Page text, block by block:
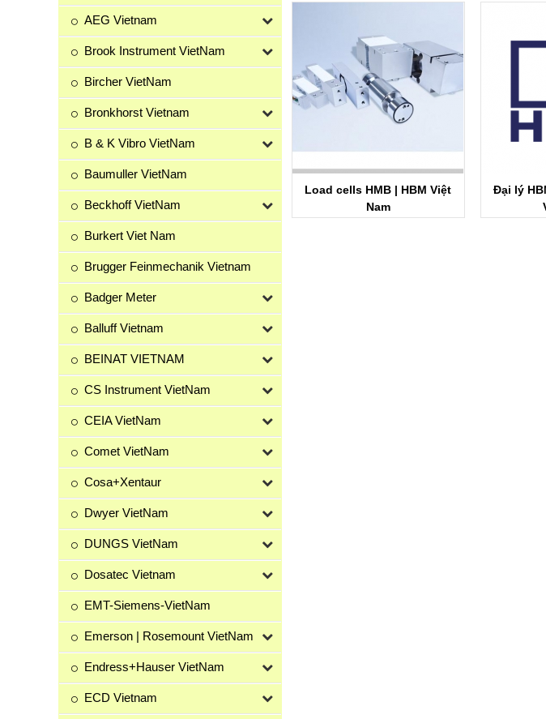
Load cells HMB | HBM Việt
Nam
Đại lý
AEG Vietnam
Brook Instrument VietNam
Bircher VietNam
Bronkhorst Vietnam
B & K Vibro VietNam
Baumuller VietNam
Beckhoff VietNam
Burkert Viet Nam
Brugger Feinmechanik Vietnam
Badger Meter
Balluff Vietnam
BEINAT VIETNAM
CS Instrument VietNam
CEIA VietNam
Comet VietNam
Cosa+Xentaur
Dwyer VietNam
DUNGS VietNam
Dosatec Vietnam
EMT-Siemens-VietNam
Emerson | Rosemount VietNam
Endress+Hauser VietNam
ECD Vietnam